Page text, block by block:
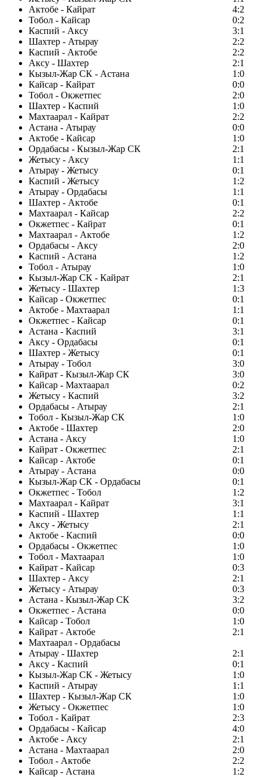
Актобе - Кайрат
4:2
Тобол - Кайсар
0:2
Каспий - Аксу
3:1
Шахтер - Атырау
2:2
Каспий - Актобе
2:2
Аксу - Шахтер
2:1
Кызыл-Жар СК - Астана
1:0
Кайсар - Кайрат
0:0
Тобол - Окжетпес
2:0
Шахтер - Каспий
1:0
Махтаарал - Кайрат
2:2
Астана - Атырау
0:0
Актобе - Кайсар
1:0
Ордабасы - Кызыл-Жар СК
2:1
Жетысу - Аксу
1:1
Атырау - Жетысу
0:1
Каспий - Жетысу
1:2
Атырау - Ордабасы
1:1
Шахтер - Актобе
0:1
Махтаарал - Кайсар
2:2
Окжетпес - Кайрат
0:1
Махтаарал - Актобе
1:2
Ордабасы - Аксу
2:0
Каспий - Астана
1:2
Тобол - Атырау
1:0
Кызыл-Жар СК - Кайрат
2:1
Жетысу - Шахтер
1:3
Кайсар - Окжетпес
0:1
Актобе - Махтаарал
1:1
Окжетпес - Кайсар
0:1
Астана - Каспий
3:1
Аксу - Ордабасы
0:1
Шахтер - Жетысу
0:1
Атырау - Тобол
3:0
Кайрат - Кызыл-Жар СК
3:0
Кайсар - Махтаарал
0:2
Жетысу - Каспий
3:2
Ордабасы - Атырау
2:1
Тобол - Кызыл-Жар СК
1:0
Актобе - Шахтер
2:0
Астана - Аксу
1:0
Кайрат - Окжетпес
2:1
Кайсар - Актобе
0:1
Атырау - Астана
0:0
Кызыл-Жар СК - Ордабасы
0:1
Окжетпес - Тобол
1:2
Махтаарал - Кайрат
3:1
Каспий - Шахтер
1:1
Аксу - Жетысу
2:1
Актобе - Каспий
0:0
Ордабасы - Окжетпес
1:0
Тобол - Махтаарал
1:0
Кайрат - Кайсар
0:3
Шахтер - Аксу
2:1
Жетысу - Атырау
0:3
Астана - Кызыл-Жар СК
3:2
Окжетпес - Астана
0:0
Кайсар - Тобол
1:0
Кайрат - Актобе
2:1
Махтаарал - Ордабасы
Атырау - Шахтер
2:1
Аксу - Каспий
0:1
Кызыл-Жар СК - Жетысу
1:0
Каспий - Атырау
1:1
Шахтер - Кызыл-Жар СК
1:0
Жетысу - Окжетпес
1:0
Тобол - Кайрат
2:3
Ордабасы - Кайсар
4:0
Актобе - Аксу
2:1
Астана - Махтаарал
2:0
Тобол - Актобе
2:2
Кайсар - Астана
1:2